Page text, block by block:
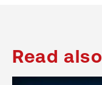
Read also